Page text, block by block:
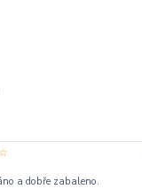
a dobře zabaleno.